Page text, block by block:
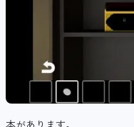
本があります。